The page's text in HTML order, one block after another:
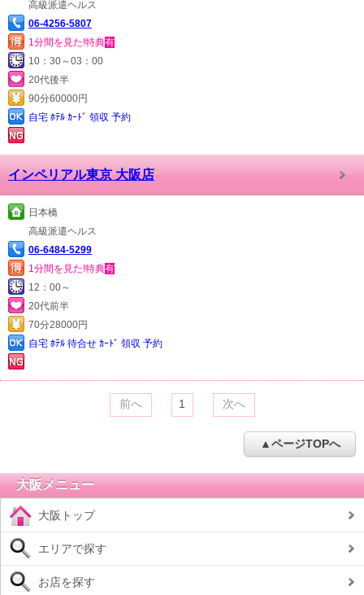
高級派遣ヘルス
06-4256-5807
1分間を見た!特典有
10：30～03：00
20代後半
90分60000円
自宅 ﾎﾃﾙ ｶｰﾄﾞ 領収 予約
インペリアル東京 大阪店
日本橋
高級派遣ヘルス
06-6484-5299
1分間を見た!特典有
12：00～
20代前半
70分28000円
自宅 ﾎﾃﾙ 待合せ ｶｰﾄﾞ 領収 予約
前へ 1 次へ
▲ページTOPへ
大阪メニュー
大阪トップ
エリアで探す
お店を探す